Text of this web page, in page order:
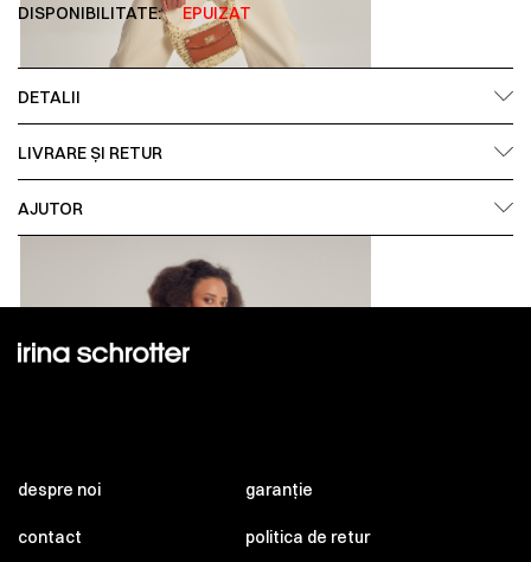
DISPONIBILITATE: EPUIZAT
DETALII
LIVRARE ȘI RETUR
AJUTOR
despre noi
contact
garanție
politica de retur